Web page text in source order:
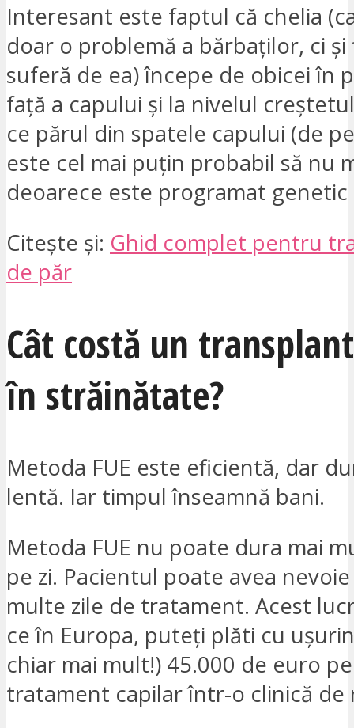
Interesant este faptul că chelia
doar o problemă a bărbaților, ci și
suferă de ea) începe de obicei în
față a capului și la nivelul
ce părul din spatele capului (de
este cel mai puțin probabil să nu
deoarece este programat genetic
Citește și: Ghid complet pentru
de păr
Cât costă un
în străinătate?
Metoda FUE este eficientă, dar
lentă. Iar timpul înseamnă bani.
Metoda FUE nu poate dura mai
pe zi. Pacientul poate avea
multe zile de tratament. Acest
ce în Europa, puteți plăti cu
chiar mai mult!) 45.000 de euro
tratament capilar într-o clinică de